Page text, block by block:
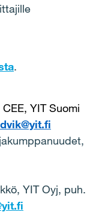
.
YIT Suomi
YIT Oyj, puh.